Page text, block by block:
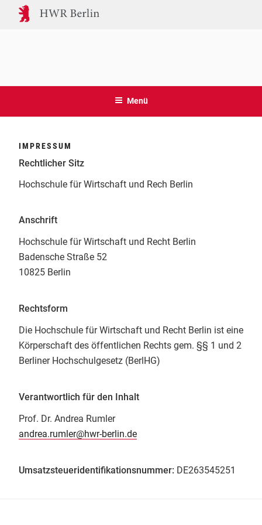
Inhalt
UMFRAGE ZUM THEMA
WECHSELJAHRE UND
ARBEITSUMFELD
Menü
IMPRESSUM
Rechtlicher Sitz
Hochschule für Wirtschaft und Rech Berlin
Anschrift
Hochschule für Wirtschaft und Recht Berlin
Badensche Straße 52
10825 Berlin
Rechtsform
Die Hochschule für Wirtschaft und Recht Berlin ist eine
Körperschaft des öffentlichen Rechts gem. §§ 1 und 2
Berliner Hochschulgesetz (BerlHG)
Verantwortlich für den Inhalt
Prof. Dr. Andrea Rumler
andrea.rumler@hwr-berlin.de
Umsatzsteueridentifikationsnummer: DE263545251